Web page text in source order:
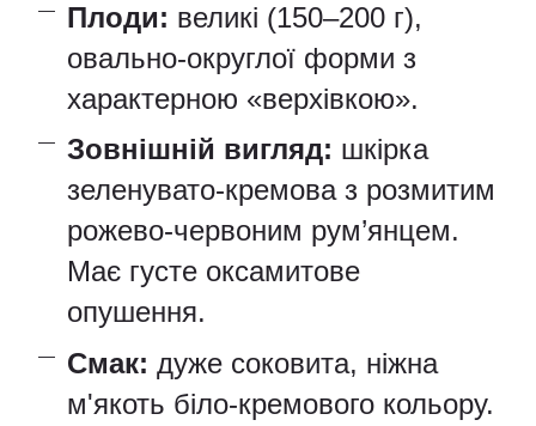
Плоди: великі (150–200 г),
овально-округлої форми з
характерною «верхівкою».
Зовнішній вигляд: шкірка
зеленувато-кремова з розмитим
рожево-червоним рум’янцем.
Має густе оксамитове
опушення.
Смак: дуже соковита, ніжна
м'якоть біло-кремового кольору.